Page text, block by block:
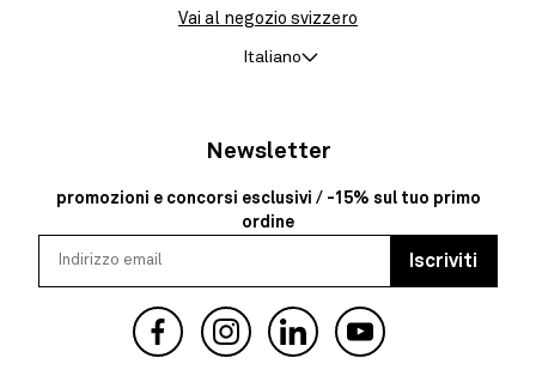
Vai al negozio svizzero
Italiano
Newsletter
promozioni e concorsi esclusivi / -15% sul tuo primo
ordine
Iscriviti
FacebookInstagram YouTube